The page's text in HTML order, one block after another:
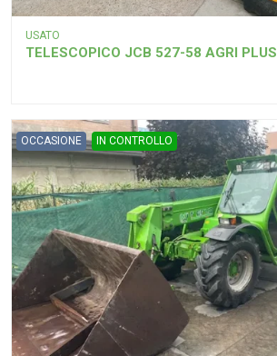
USATO
TELESCOPICO JCB 527-58 AGRI PLUS
OCCASIONE IN CONTROLLO